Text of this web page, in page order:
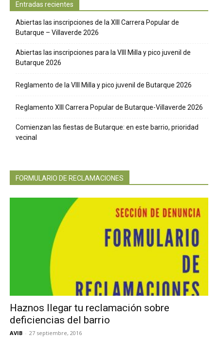
Entradas recientes
Abiertas las inscripciones de la XIII Carrera Popular de
Butarque – Villaverde 2026
Abiertas las inscripciones para la VIII Milla y pico juvenil de
Butarque 2026
Reglamento de la VIII Milla y pico juvenil de Butarque 2026
Reglamento XIII Carrera Popular de Butarque-Villaverde 2026
Comienzan las fiestas de Butarque: en este barrio, prioridad
vecinal
FORMULARIO DE RECLAMACIONES
Haznos llegar tu reclamación sobre
deficiencias del barrio
AVIB - 27 septiembre, 2016